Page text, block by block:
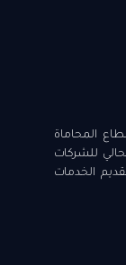
المحاماة
للشركات
الخدمات